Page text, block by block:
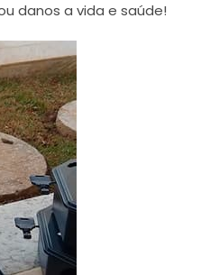
danos a vida e saúde!